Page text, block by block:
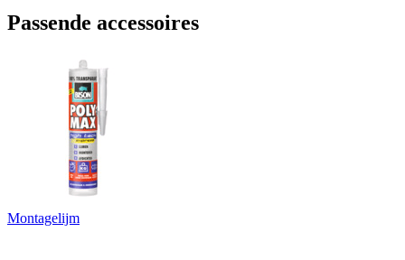
Passende accessoires
Montagelijm